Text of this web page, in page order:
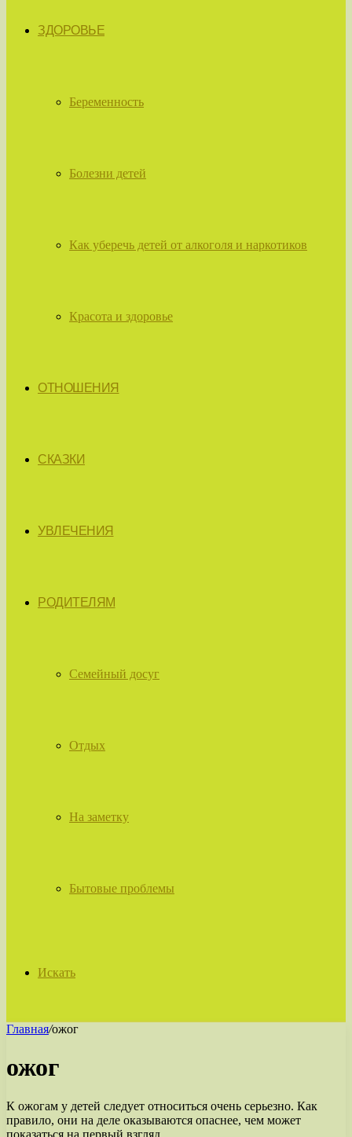
ЗДОРОВЬЕ
Беременность
Болезни детей
Как уберечь детей от алкоголя и наркотиков
Красота и здоровье
ОТНОШЕНИЯ
СКАЗКИ
УВЛЕЧЕНИЯ
РОДИТЕЛЯМ
Семейный досуг
Отдых
На заметку
Бытовые проблемы
Искать
Главная/ожог
ожог
К ожогам у детей следует относиться очень серьезно. Как
правило, они на деле оказываются опаснее, чем может
показаться на первый взгляд.